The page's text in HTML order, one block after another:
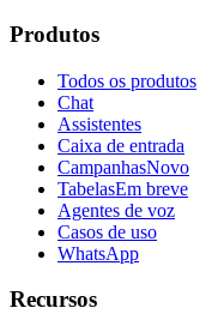
Produtos
Todos os produtos
Chat
Assistentes
Caixa de entrada
CampanhasNovo
TabelasEm breve
Agentes de voz
Casos de uso
WhatsApp
Recursos